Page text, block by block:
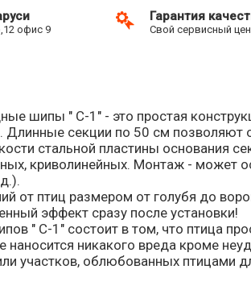
офис 9
Гарантия
Свой сервисный
шипы " С-1" - это простая
Длинные секции по 50 см
стальной пластины основания
криволинейных. Монтаж -
от птиц размером от голубя до
эффект сразу после установки!
" С-1" состоит в том, что птица
наносится никакого вреда кроме
участков, облюбованных птицами